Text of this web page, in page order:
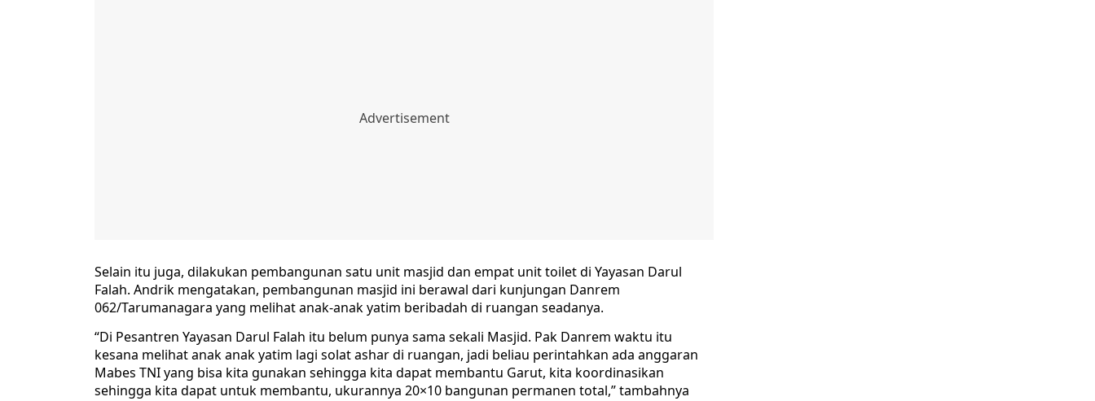
Selain itu juga, dilakukan pembangunan satu unit masjid dan empat unit toilet di Yayasan Darul
Falah. Andrik mengatakan, pembangunan masjid ini berawal dari kunjungan Danrem
062/Tarumanagara yang melihat anak-anak yatim beribadah di ruangan seadanya.
“Di Pesantren Yayasan Darul Falah itu belum punya sama sekali Masjid. Pak Danrem waktu itu
kesana melihat anak anak yatim lagi solat ashar di ruangan, jadi beliau perintahkan ada anggaran
Mabes TNI yang bisa kita gunakan sehingga kita dapat membantu Garut, kita koordinasikan
sehingga kita dapat untuk membantu, ukurannya 20×10 bangunan permanen total,” tambahnya